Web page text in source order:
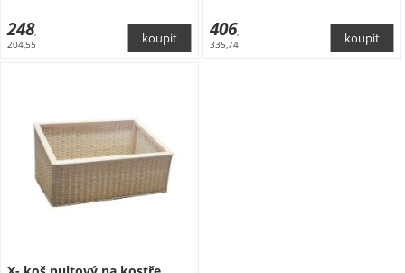
248,-
204,55
406,-
335,74